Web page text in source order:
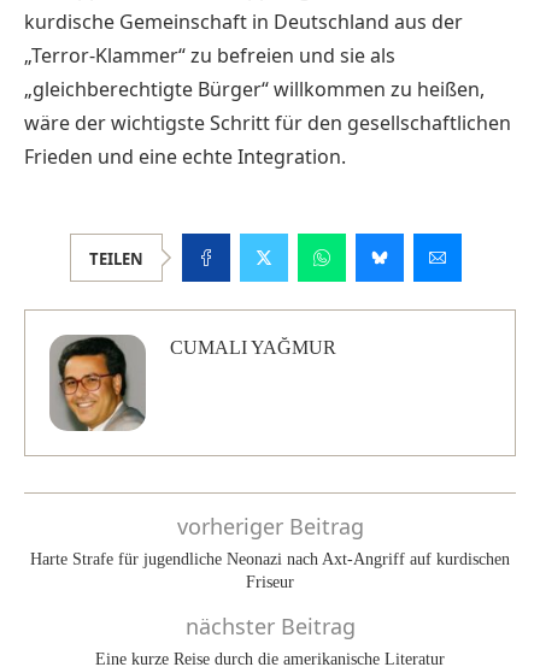
kurdische Gemeinschaft in Deutschland aus der
„Terror-Klammer“ zu befreien und sie als
„gleichberechtigte Bürger“ willkommen zu heißen,
wäre der wichtigste Schritt für den gesellschaftlichen
Frieden und eine echte Integration.
TEILEN
CUMALI YAĞMUR
vorheriger Beitrag
Harte Strafe für jugendliche Neonazi nach Axt-Angriff auf kurdischen
Friseur
nächster Beitrag
Eine kurze Reise durch die amerikanische Literatur